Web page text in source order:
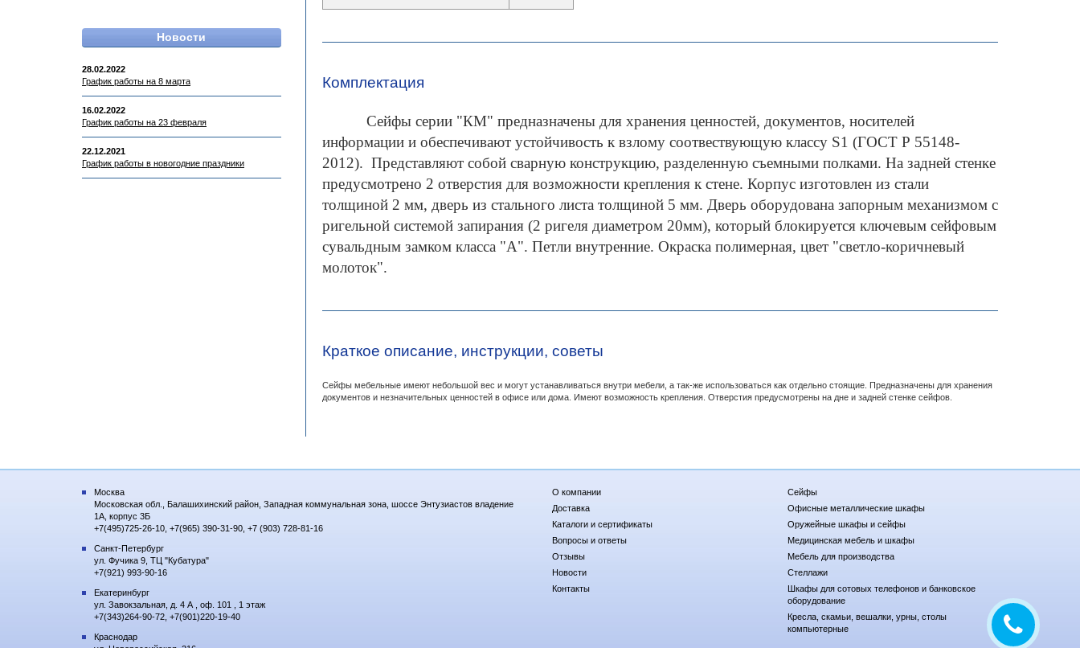
Новости
28.02.2022
График работы на 8 марта
16.02.2022
График работы на 23 февраля
22.12.2021
График работы в новогодние праздники
Комплектация
Сейфы серии "КМ" предназначены для хранения ценностей, документов, носителей
информации и обеспечивают устойчивость к взлому соотвествующую классу S1 (ГОСТ Р 55148-
2012). Представляют собой сварную конструкцию, разделенную съемными полками. На задней стенке
предусмотрено 2 отверстия для возможности крепления к стене. Корпус изготовлен из стали
толщиной 2 мм, дверь из стального листа толщиной 5 мм. Дверь оборудована запорным механизмом с
ригельной системой запирания (2 ригеля диаметром 20мм), который блокируется ключевым сейфовым
сувальдным замком класса "А". Петли внутренние. Окраска полимерная, цвет "светло-коричневый
молоток".
Краткое описание, инструкции, советы
Сейфы мебельные имеют небольшой вес и могут устанавливаться внутри мебели, а так-же использоваться как отдельно стоящие. Предназначены для хранения
документов и незначительных ценностей в офисе или дома. Имеют возможность крепления. Отверстия предусмотрены на дне и задней стенке сейфов.
Москва
Московская обл., Балашихинский район, Западная коммунальная зона, шоссе Энтузиастов владение
1А, корпус 3Б
+7(495)725-26-10, +7(965) 390-31-90, +7 (903) 728-81-16
Санкт-Петербург
ул. Фучика 9, ТЦ "Кубатура"
+7(921) 993-90-16
Екатеринбург
ул. Завокзальная, д. 4 А , оф. 101 , 1 этаж
+7(343)264-90-72, +7(901)220-19-40
Краснодар
О компании
Доставка
Каталоги и сертификаты
Вопросы и ответы
Отзывы
Новости
Контакты
Сейфы
Офисные металлические шкафы
Оружейные шкафы и сейфы
Медицинская мебель и шкафы
Мебель для производства
Стеллажи
Шкафы для сотовых телефонов и банковское
оборудование
Кресла, скамьи, вешалки, урны, столы
компьютерные